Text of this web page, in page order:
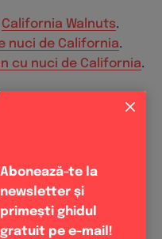
California Walnuts.
nuci de California.
cu nuci de California.
cremă
mare pentru sos, la
și usturoiul și
Abonează-te la
newsletter și
primești ghidul
gratuit pe e-mail!